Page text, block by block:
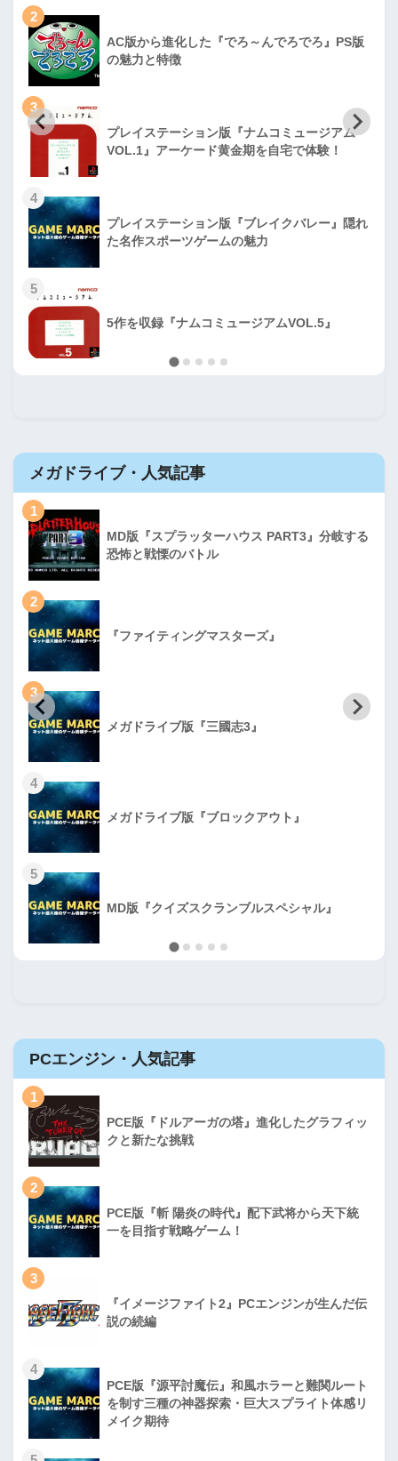
2
AC版から進化した『でろ～んでろでろ』PS版
の魅力と特徴
3
プレイステーション版『ナムコミュージアム
VOL.1』アーケード黄金期を自宅で体験！
4
プレイステーション版『ブレイクバレー』隠れ
た名作スポーツゲームの魅力
5
5作を収録『ナムコミュージアムVOL.5』
メガドライブ・人気記事
1
MD版『スプラッターハウス PART3』分岐する
恐怖と戦慄のバトル
2
『ファイティングマスターズ』
3
メガドライブ版『三國志3』
4
メガドライブ版『ブロックアウト』
5
MD版『クイズスクランブルスペシャル』
PCエンジン・人気記事
1
PCE版『ドルアーガの塔』進化したグラフィッ
クと新たな挑戦
2
PCE版『斬 陽炎の時代』配下武将から天下統
一を目指す戦略ゲーム！
3
『イメージファイト2』PCエンジンが生んだ伝
説の続編
4
PCE版『源平討魔伝』和風ホラーと難関ルート
を制す三種の神器探索・巨大スプライト体感リ
メイク期待